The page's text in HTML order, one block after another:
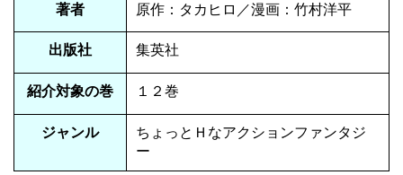
著者 原作：タカヒロ／漫画：竹村洋平
出版社 集英社
紹介対象の巻 １２巻
ジャンル
ちょっとＨなアクションファンタジ
ー